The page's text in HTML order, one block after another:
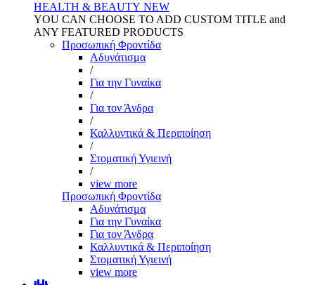
HEALTH & BEAUTY NEW
YOU CAN CHOOSE TO ADD CUSTOM TITLE and
ANY FEATURED PRODUCTS
Προσωπική Φροντίδα
Αδυνάτισμα
/
Για την Γυναίκα
/
Για τον Άνδρα
/
Καλλυντικά & Περιποίηση
/
Στοματική Υγιεινή
/
view more
Προσωπική Φροντίδα
Αδυνάτισμα
Για την Γυναίκα
Για τον Άνδρα
Καλλυντικά & Περιποίηση
Στοματική Υγιεινή
view more